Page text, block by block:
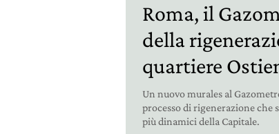
Roma, il
della
quartiere
Un nuovo murales al
processo di rigenerazione che
più dinamici della Capitale.